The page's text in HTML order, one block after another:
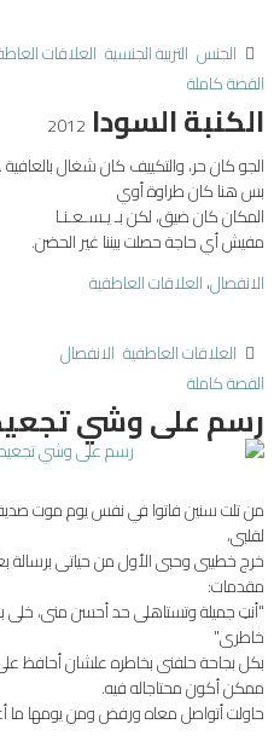
الجنس التربية الجنسية العلاقات
القصة كاملة
الكنبة السودا 2012
الجو كان حر، والتكييف كان شغال
بس هنا كان طراوة أوي
المكان كان ضيق، لكن بـ يـسـعـنـا
مفيش أي حاجة حصلت بيننا غير الحضن.
الانفصال،العلاقات العاطفية
العلاقات العاطفية الانفصال
القصة كاملة
رسم على وشي
من تلت سنين فاتوا في نفس يوم موت
لقلبى،
خرج خطيبى وحبى الأول من حياتى برسالة
مقدمات:
"أنتِ جميلة وتستاهلى حد أحسن منى،
خاطرى"
بكل بجاحة حلفنى بخاطره علشان أحافظ
ممكن أكون محتاجاله فيه.
حاولت أتواصل معاه ورفض ومن يومها